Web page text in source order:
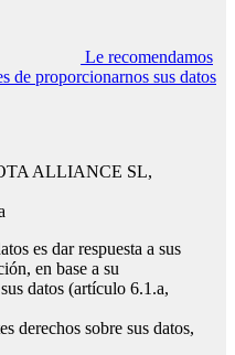
Le recomendamos
de proporcionarnos sus datos
ALLIANCE SL,
es dar respuesta a sus
en base a su
datos (artículo 6.1.a,
derechos sobre sus datos,